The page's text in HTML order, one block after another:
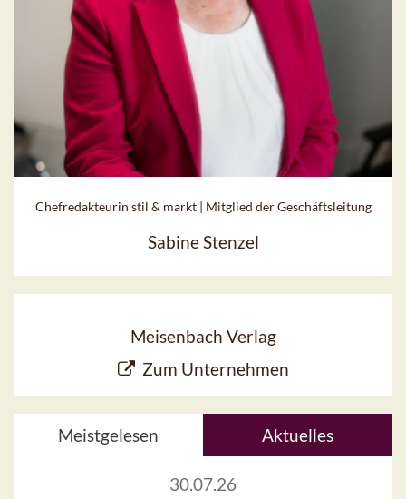
Chefredakteurin stil & markt | Mitglied der Geschäftsleitung
Sabine Stenzel
Meisenbach Verlag
Zum Unternehmen
Meistgelesen Aktuelles
30.07.26